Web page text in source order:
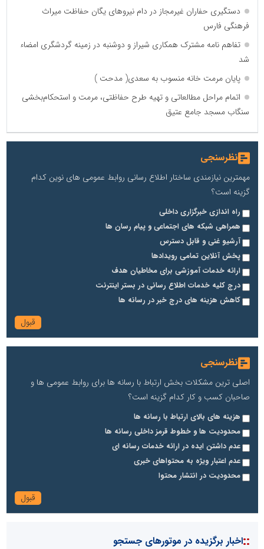
دستگیری حفاران غیرمجاز در دام نیروهای یگان حفاظت میراث
فرهنگی فارس
تفاهم نامه مشترک همکاری شیراز و دوشنبه در زمینه گردشگری امضاء
شد
پایان مرمت خانه منسوب به سعدی( مدحت )
اتمام مراحل مطالعاتی و تهیه طرح حفاظتی، مرمت و استحکام‌بخشی
سنگاب مسجد جامع عتیق
نظرسنجی
مهمترین نیازمندی ساختار اطلاع رسانی روابط عمومی های نوین کدام
گزینه است؟
راه اندازی خبرگزاری داخلی
همراهی شبکه های اجتماعی و پیام رسان ها
آرشیو غنی و قابل دسترس
پخش آنلاین تمامی رویدادها
ارائه خدمات آموزشی برای مخاطیان هدف
درج کلیه خدمات اطلاع رسانی در بستر اینترنت
کاهش هزینه های درج خبر در رسانه ها
نظرسنجی
اصلی ترین مشکلات بخش ارتباط با رسانه ها برای روابط عمومی ها و
صاحبان کسب و کار کدام گزینه است؟
هزینه های بالای ارتباط با رسانه ها
محدودیت ها و خطوط قرمز داخلی رسانه ها
عدم داشتن ایده در ارائه خدمات رسانه ای
عدم اعتبار ویژه به محتواهای خبری
محدودیت در انتشار محتوا
::اخبار برگزیده در موتورهای جستجو